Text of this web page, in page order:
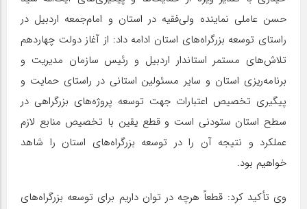
حسن عاملی نماینده ولی‌فقیه در استان و امام‌جمعه اردبیل در
راستای توسعه بزرگراه‌های استان ادامه داد: از آغاز دولت چهاردهم
تلاش‌های مستمر استاندار اردبیل و رئیس سازمان مدیریت و
برنامه‌ریزی استان و سایر مسئولین استانی در راستای حمایت و
پیگیری تخصیص اعتبارات جهت توسعه پروژه‌های بزرگراهی در
سطح استان ستودنی است و قطع یقین با تخصیص منابع لازم
عملکرد و نتیجه آن را در توسعه بزرگراه‌های استان را شاهد
خواهیم بود.
وی تأکید کرد: قطعاً هرچه در توان داریم برای توسعه بزرگراه‌های